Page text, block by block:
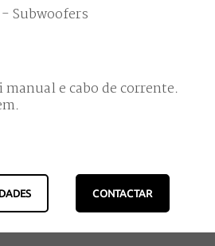
Subwoofers
e cabo de corrente.
CONTACTAR